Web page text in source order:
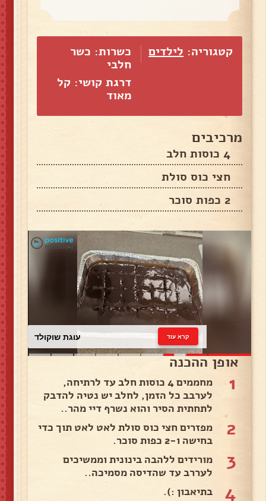
קטגוריה: לילדים
כשרות: כשר
חלבי
דרגת קושי: קל
מאוד
מרכיבים
4 כוסות חלב
חצי כוס סולת
2 כפות סוכר
עוגת שוקולד קרא עוד
אופן ההכנה
1
מחממים 4 כוסות חלב עד לרתיחה,
לערבב כל הזמן, לחלב יש נטיה להדבק
לתחתית הסיר והוא נשרף דיי מהר..
2
מפזרים חצי כוס סולת לאט לאט תוך כדי
בחישה ו-2 כפות סוכר.
3
מורידים ללהבה בינונית וממשיכים
לעררב עד שהדיסה מסמיכה..
4 בתיאבון :).